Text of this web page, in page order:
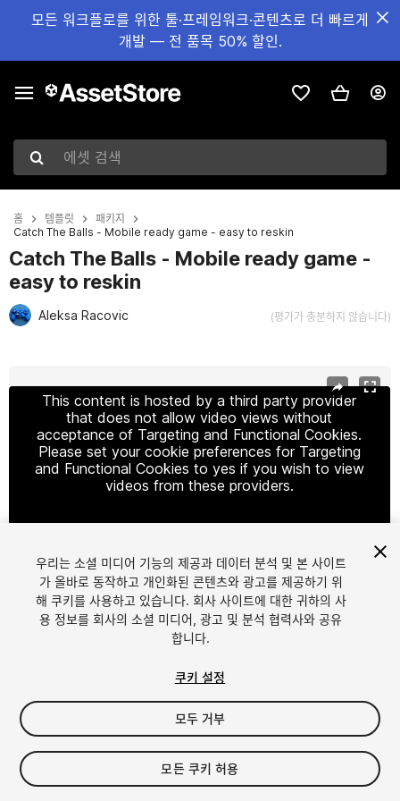
모든 워크플로를 위한 툴·프레임워크·콘텐츠로 더 빠르게
개발 — 전 품목 50% 할인.
에셋 검색
홈 템플릿
패키지
Catch The Balls - Mobile ready game - easy to reskin
Catch The Balls - Mobile ready game -
easy to reskin
Aleksa Racovic (평가가 충분하지 않습니다)
This content is hosted by a third party provider
that does not allow video views without
acceptance of Targeting and Functional Cookies.
Please set your cookie preferences for Targeting
and Functional Cookies to yes if you wish to view
videos from these providers.
Cookie Settings
1/ 9
$4.99
세금/부가세는 결제 시 반영됩니다.
우리는 소셜 미디어 기능의 제공과 데이터 분석 및 본 사이트
가 올바로 동작하고 개인화된 콘텐츠와 광고를 제공하기 위
해 쿠키를 사용하고 있습니다. 회사 사이트에 대한 귀하의 사
용 정보를 회사의 소셜 미디어, 광고 및 분석 협력사와 공유
합니다.
쿠키 설정
모두 거부
모든 쿠키 허용